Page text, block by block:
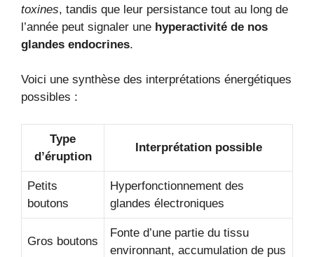
toxines, tandis que leur persistance tout au long de
l’année peut signaler une hyperactivité de nos
glandes endocrines.
Voici une synthèse des interprétations énergétiques
possibles :
Type
d’éruption
Interprétation possible
Petits
boutons
Hyperfonctionnement des
glandes électroniques
Gros boutons
Fonte d’une partie du tissu
environnant, accumulation de pus